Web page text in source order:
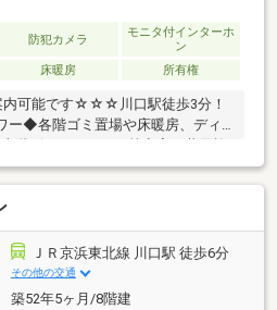
リーニング 等■ ご希望の住まい探
す ━━━━━・・・物件の詳細・ご
防犯カメラ
モニタ付インターホ
ン
床暖房 所有権
可能です☆☆☆川口駅徒歩3分！
ー◆各階ゴミ置場や床暖房、ディ
ー徒歩1分で買物利便
ＪＲ京浜東北線 川口駅 徒歩6分
その他の交通
築52年5ヶ月/8階建